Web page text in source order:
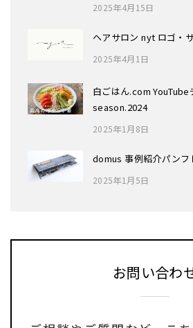
2025年4月15日
ヘアサロン nyt ロゴ・
2025年4月1日
白ごはん.com YouTube
season.2024
2025年1月8日
domus 事例紹介パンフ
2025年1月5日
お問い合わ